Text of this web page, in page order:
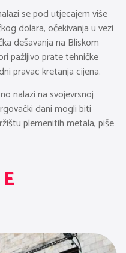
se pod utjecajem više
dolara, očekivanja u vezi
dešavanja na Bliskom
pažljivo prate tehničke
pravac kretanja cijena.
nalazi na svojevrsnoj
dani mogli biti
plemenitih metala, piše